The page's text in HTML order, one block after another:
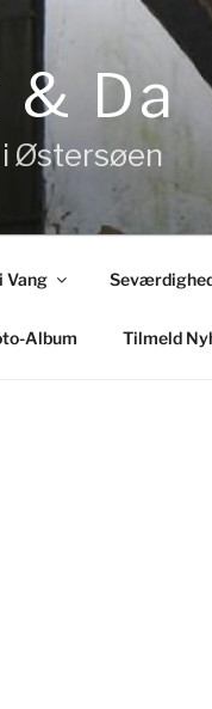
& Da
Østersøen
Vang
Album Tilmeld